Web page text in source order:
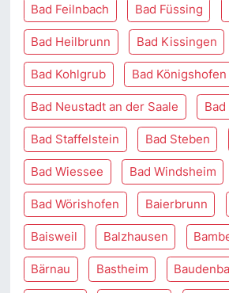
Bad Feilnbach Bad Füssing
Bad Heilbrunn Bad Kissingen
Bad Kohlgrub Bad
Bad Neustadt an der Saale
Bad Staffelstein Bad Steben
Bad Wiessee Bad Windsheim
Bad Wörishofen Baierbrunn
Baisweil Balzhausen
Bärnau Bastheim